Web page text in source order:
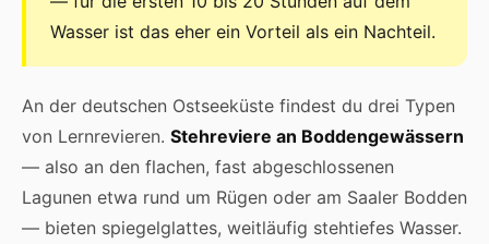
Wasser ist das eher ein Vorteil als ein Nachteil.
An der deutschen Ostseeküste findest du drei Typen
von Lernrevieren. Stehreviere an Boddengewässern
— also an den flachen, fast abgeschlossenen
Lagunen etwa rund um Rügen oder am Saaler Bodden
— bieten spiegelglattes, weitläufig stehtiefes Wasser.